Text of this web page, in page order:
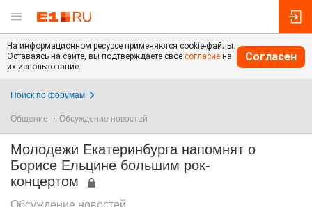
На информационном ресурсе применяются cookie-файлы.
Оставаясь на сайте, вы подтверждаете свое согласие на
их использование.
Согласен
Поиск по форумам
Общение Обсуждение новостей
Молодежи Екатеринбурга напомнят о
Борисе Ельцине большим рок-
концертом
Обсуждение новостей